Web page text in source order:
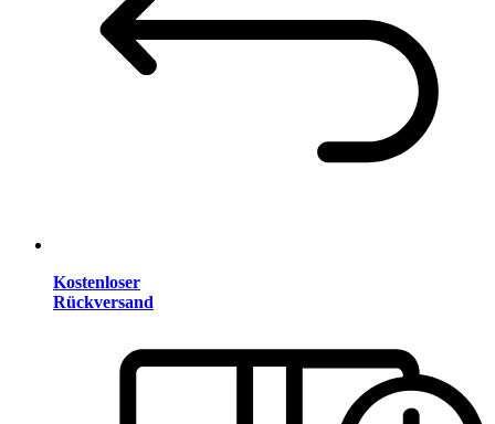
Kostenloser
Rückversand